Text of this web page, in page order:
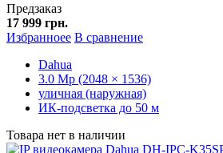
Предзаказ
17 999 грн.
Избранноее В сравнение
Dahua
3.0 Mp (2048 × 1536)
уличная (наружная)
ИК-подсветка до 50 м
Товара нет в наличии